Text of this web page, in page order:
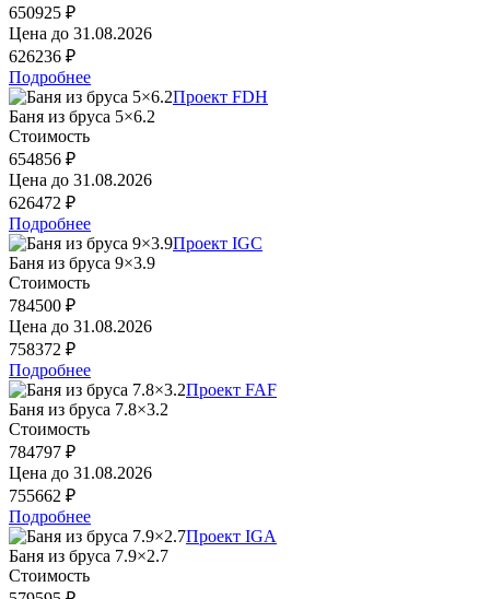
650925 ₽
Цена до 31.08.2026
626236 ₽
Подробнее
Проект FDH
Баня из бруса 5×6.2
Стоимость
654856 ₽
Цена до 31.08.2026
626472 ₽
Подробнее
Проект IGC
Баня из бруса 9×3.9
Стоимость
784500 ₽
Цена до 31.08.2026
758372 ₽
Подробнее
Проект FAF
Баня из бруса 7.8×3.2
Стоимость
784797 ₽
Цена до 31.08.2026
755662 ₽
Подробнее
Проект IGA
Баня из бруса 7.9×2.7
Стоимость